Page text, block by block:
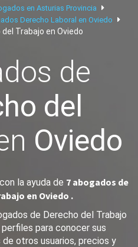
en Asturias Provincia
Derecho Laboral en Oviedo
Trabajo en Oviedo
de
del
Oviedo
la ayuda de 7 abogados de
en Oviedo .
de Derecho del Trabajo
para conocer sus
otros usuarios, precios y